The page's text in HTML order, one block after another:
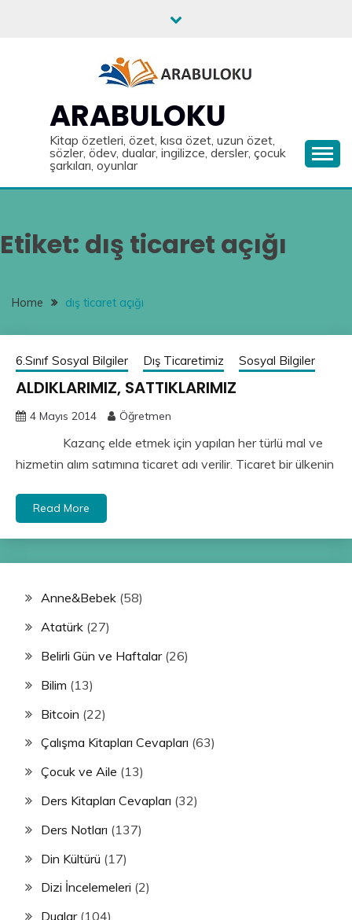
ARABULOKU
Kitap özetleri, özet, kısa özet, uzun özet,
sözler, ödev, dualar, ingilizce, dersler, çocuk
şarkıları, oyunlar
Etiket: dış ticaret açığı
Home dış ticaret açığı
6.Sınıf Sosyal Bilgiler Dış Ticaretimiz Sosyal Bilgiler
ALDIKLARIMIZ, SATTIKLARIMIZ
4 Mayıs 2014 Öğretmen
Kazanç elde etmek için yapılan her türlü mal ve
hizmetin alım satımına ti­caret adı verilir. Ticaret bir ülkenin
Read More
Anne&Bebek (58)
Atatürk (27)
Belirli Gün ve Haftalar(26)
Bilim (13)
Bitcoin (22)
Çalışma Kitapları Cevapları (63)
Çocuk ve Aile (13)
Ders Kitapları Cevapları (32)
Ders Notları (137)
Din Kültürü (17)
Dizi İncelemeleri (2)
Dualar(104)